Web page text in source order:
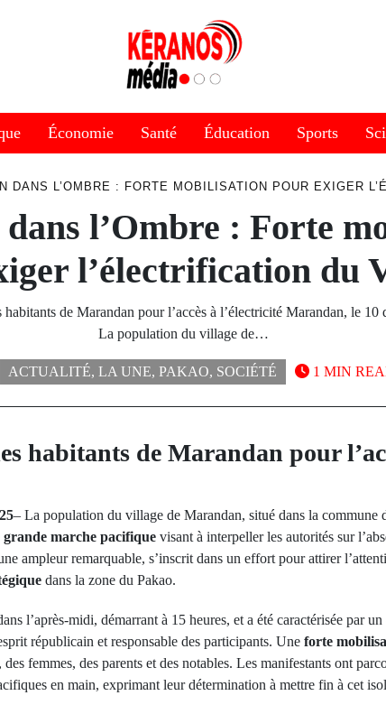
Économie Santé Éducation Sports
DANS L’OMBRE : FORTE MOBILISATION POUR EXIGER
l’Ombre : Forte
l’électrification du
de Marandan pour l’accès à l’électricité Marandan, le 10
La population du village de…
ACTUALITÉ, LA UNE, PAKAO, SOCIÉTÉ 1 MIN
habitants de Marandan pour
– La population du village de Marandan, situé dans la commune
grande marche pacifique visant à interpeller les autorités sur
ampleur remarquable, s’inscrit dans un effort pour attirer
dans la zone du Pakao.
l’après-midi, démarrant à 15 heures, et a été caractérisée par un
républicain et responsable des participants. Une forte
femmes, des parents et des notables. Les manifestants ont
en main, exprimant leur détermination à mettre fin à cet